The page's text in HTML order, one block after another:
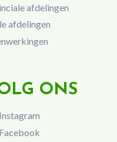
afdelingen
afdelingen
ONS
Instagram
Facebook